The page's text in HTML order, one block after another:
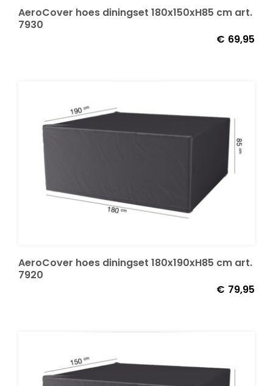
AeroCover hoes diningset 180x150xH85 cm art.
7930
€ 69,95
AeroCover hoes diningset 180x190xH85 cm art.
7920
€ 79,95